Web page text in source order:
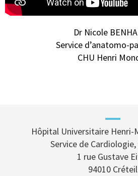
Dr Nicole
Service d’anatomo-
CHU Henri
Hôpital Universitaire Henri-
Service de
1 rue Gustave
94010 Créteil